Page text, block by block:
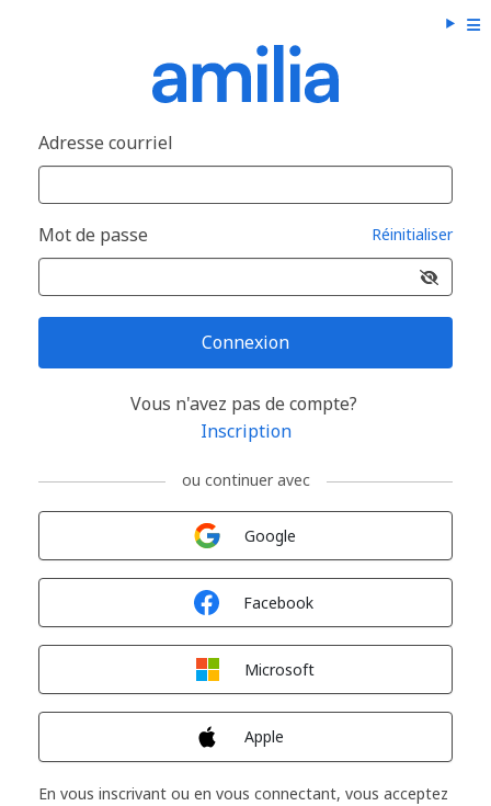
Adresse courriel
Mot de passe Réinitialiser
Connexion
Vous n'avez pas de compte?
Inscription
ou continuer avec
Google
Facebook
Microsoft
Apple
En vous inscrivant ou en vous connectant, vous acceptez